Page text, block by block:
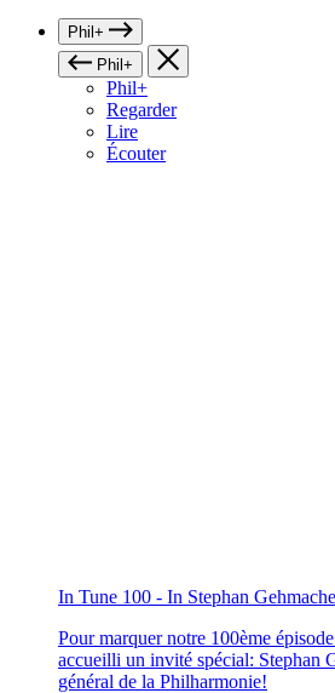
Phil+
Phil+
Phil+
Regarder
Lire
Écouter
In Tune 100 - In Stephan
Pour marquer notre 100ème
accueilli un invité spécial: Stephan
général de la Philharmonie!